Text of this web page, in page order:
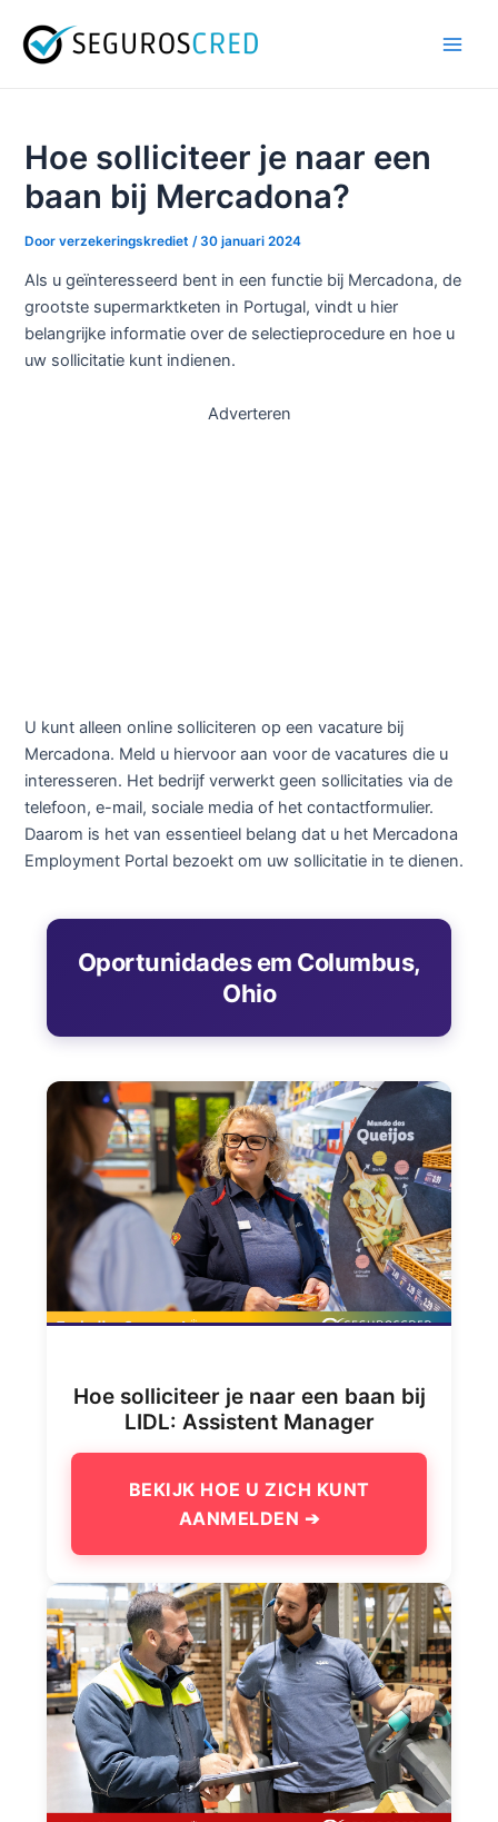
naar
Hoe solliciteer je naar een
baan bij Mercadona?
Doorverzekeringskrediet /30 januari 2024
Als u geïnteresseerd bent in een functie bij Mercadona, de
grootste supermarktketen in Portugal, vindt u hier
belangrijke informatie over de selectieprocedure en hoe u
uw sollicitatie kunt indienen.
Adverteren
U kunt alleen online solliciteren op een vacature bij
Mercadona. Meld u hiervoor aan voor de vacatures die u
interesseren. Het bedrijf verwerkt geen sollicitaties via de
telefoon, e-mail, sociale media of het contactformulier.
Daarom is het van essentieel belang dat u het Mercadona
Employment Portal bezoekt om uw sollicitatie in te dienen.
Oportunidades em Columbus,
Ohio
Hoe solliciteer je naar een baan bij
LIDL: Assistent Manager
BEKIJK HOE U ZICH KUNT
AANMELDEN ➔
navigatie